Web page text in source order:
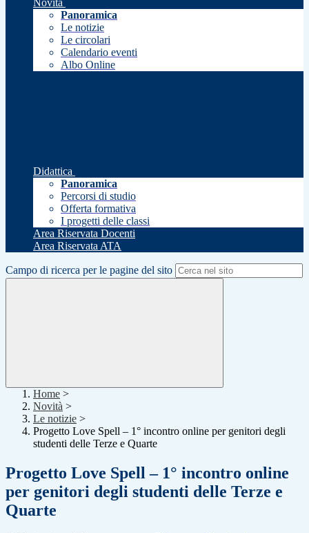
Novità
Panoramica
Le notizie
Le circolari
Calendario eventi
Albo Online
Didattica
Panoramica
Percorsi di studio
Offerta formativa
I progetti delle classi
Area Riservata Docenti
Area Riservata ATA
Campo di ricerca per le pagine del sito
Home >
Novità >
Le notizie >
Progetto Love Spell – 1° incontro online per genitori degli
studenti delle Terze e Quarte
Progetto Love Spell – 1° incontro online
per genitori degli studenti delle Terze e
Quarte